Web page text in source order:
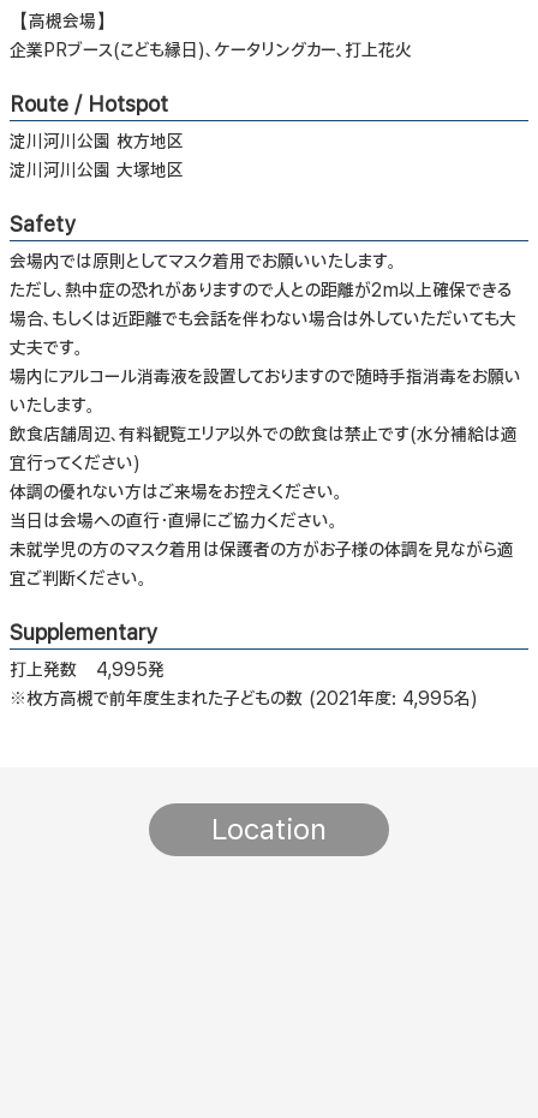
【高槻会場】
企業PRブース(こども縁日)、ケータリングカー、打上花火
Route / Hotspot
淀川河川公園 枚方地区
淀川河川公園 大塚地区
Safety
会場内では原則としてマスク着用でお願いいたします。
ただし、熱中症の恐れがありますので人との距離が2m以上確保できる
場合、もしくは近距離でも会話を伴わない場合は外していただいても大
丈夫です。
場内にアルコール消毒液を設置しておりますので随時手指消毒をお願い
いたします。
飲食店舗周辺、有料観覧エリア以外での飲食は禁止です(水分補給は適
宜行ってください)
体調の優れない方はご来場をお控えください。
当日は会場への直行・直帰にご協力ください。
未就学児の方のマスク着用は保護者の方がお子様の体調を見ながら適
宜ご判断ください。
Supplementary
打上発数 4,995発
※枚方高槻で前年度生まれた子どもの数 (2021年度: 4,995名)
Location